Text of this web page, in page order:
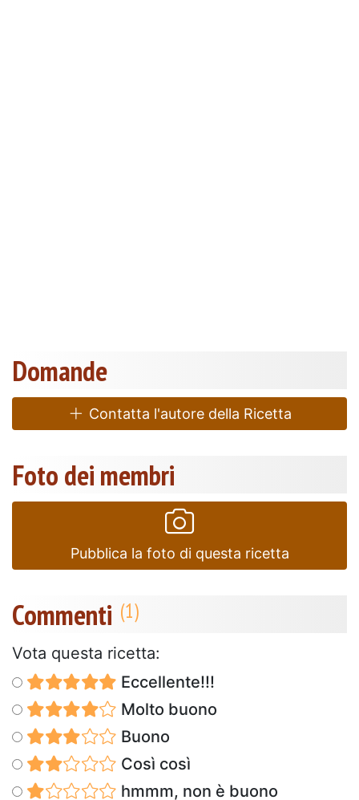
Domande
Contatta l'autore della Ricetta
Foto dei membri
Pubblica la foto di questa ricetta
Commenti
Vota questa ricetta:
Eccellente!!!
Molto buono
Buono
Così così
hmmm, non è buono